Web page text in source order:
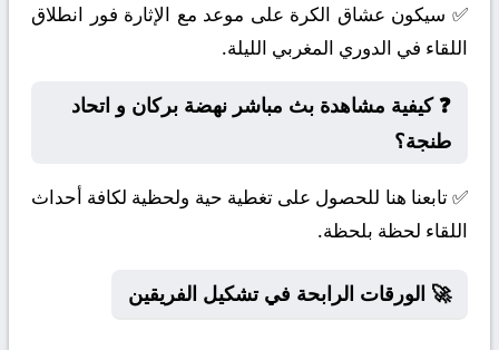
✅ سيكون عشاق الكرة على موعد مع الإثارة فور انطلاق
اللقاء في الدوري المغربي الليلة.
❓ كيفية مشاهدة بث مباشر نهضة بركان و اتحاد
طنجة؟
✅ تابعنا هنا للحصول على تغطية حية ولحظية لكافة أحداث
اللقاء لحظة بلحظة.
🚀 الورقات الرابحة في تشكيل الفريقين